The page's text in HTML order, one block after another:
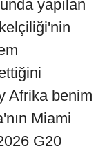
yapılan
Afrika benim
Miami
G20